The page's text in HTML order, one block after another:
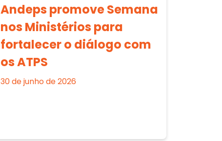
Andeps promove Semana
nos Ministérios para
fortalecer o diálogo com
os ATPS
30 de junho de 2026